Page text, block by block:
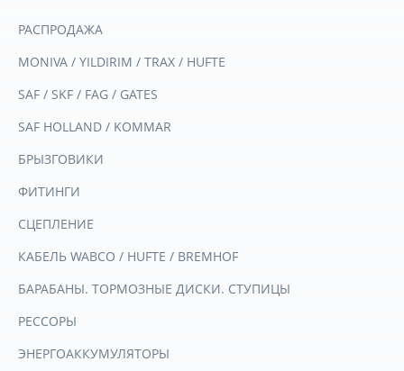
РАСПРОДАЖА
MONIVA / YILDIRIM / TRAX / HUFTE
SAF / SKF / FAG / GATES
SAF HOLLAND / KOMMAR
БРЫЗГОВИКИ
ФИТИНГИ
СЦЕПЛЕНИЕ
КАБЕЛЬ WABCO / HUFTE / BREMHOF
БАРАБАНЫ. ТОРМОЗНЫЕ ДИСКИ. СТУПИЦЫ
РЕССОРЫ
ЭНЕРГОАККУМУЛЯТОРЫ